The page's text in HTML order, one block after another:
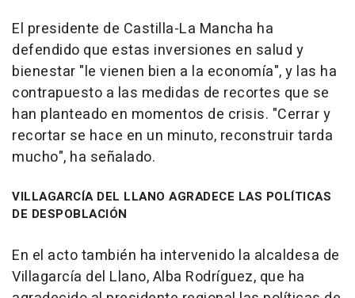
El presidente de Castilla-La Mancha ha
defendido que estas inversiones en salud y
bienestar "le vienen bien a la economía", y las ha
contrapuesto a las medidas de recortes que se
han planteado en momentos de crisis. "Cerrar y
recortar se hace en un minuto, reconstruir tarda
mucho", ha señalado.
VILLAGARCÍA DEL LLANO AGRADECE LAS POLÍTICAS
DE DESPOBLACIÓN
En el acto también ha intervenido la alcaldesa de
Villagarcía del Llano, Alba Rodríguez, que ha